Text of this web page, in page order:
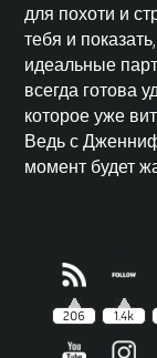
206 1.4k
для похоти и
тебя и
идеальные
всегда готова
которое уже
Ведь с
момент будет